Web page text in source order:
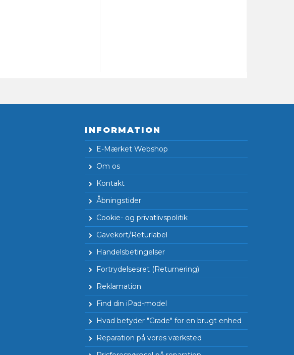
INFORMATION
E-Mærket Webshop
Om os
Kontakt
Åbningstider
Cookie- og privatlivspolitik
Gavekort/Returlabel
Handelsbetingelser
Fortrydelsesret (Returnering)
Reklamation
Find din iPad-model
Hvad betyder "Grade" for en brugt enhed
Reparation på vores værksted